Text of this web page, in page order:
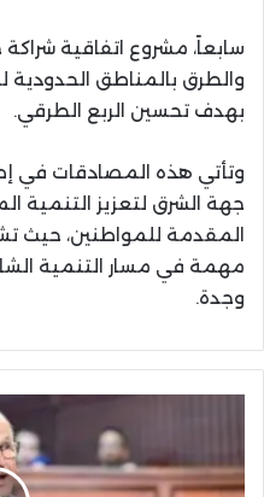
سابعاً، مشروع اتفاقية
والطرق بالمناطق الحدودية
بهدف تحسين الربع الطرقي.
وتأتي هذه المصادقات في
جهة الشرق لتعزيز التنمية
المقدمة للمواطنين، حيث
مهمة في مسار التنمية
وجدة.
مندوبية